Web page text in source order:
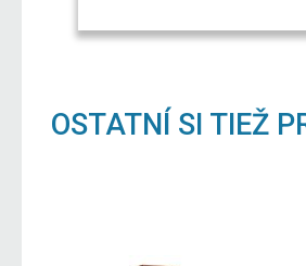
OSTATNÍ SI TIEŽ